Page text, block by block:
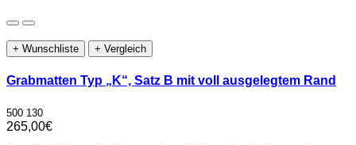
+ Wunschliste + Vergleich
Grabmatten Typ „K“, Satz B mit voll ausgelegtem Rand
500 130
265,00€